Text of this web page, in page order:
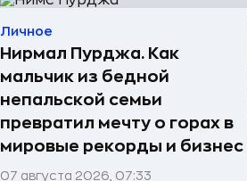
Личное
Нирмал Пурджа. Как
мальчик из бедной
непальской семьи
превратил мечту о горах в
мировые рекорды и бизнес
07 августа 2026, 07:33